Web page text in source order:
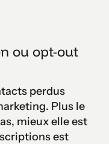
ou opt-out
perdus
Plus le
mieux elle est
est